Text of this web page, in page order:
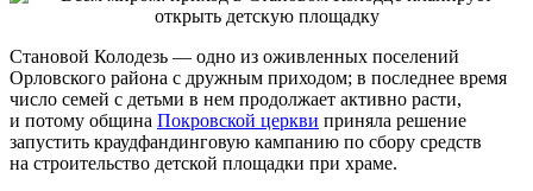
Становой Колодезь — одно из оживленных поселений
Орловского района с дружным приходом; в последнее время
число семей с детьми в нем продолжает активно расти,
и потому община Покровской церкви приняла решение
запустить краудфандинговую кампанию по сбору средств
на строительство детской площадки при храме.